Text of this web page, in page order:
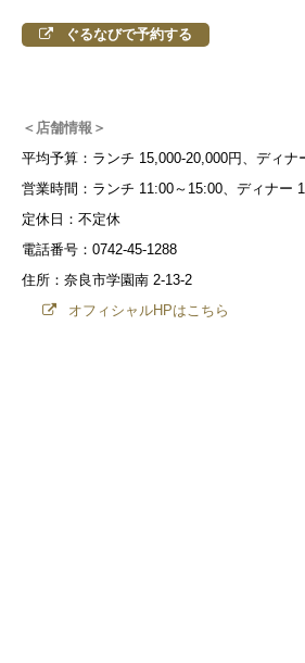
ぐるなびで予約する
＜店舗情報＞
平均予算：ランチ 15,000-20,000円、ディナ
営業時間：ランチ 11:00～15:00、ディナー
定休日：不定休
電話番号：0742-45-1288
住所：奈良市学園南 2-13-2
オフィシャルHPはこちら